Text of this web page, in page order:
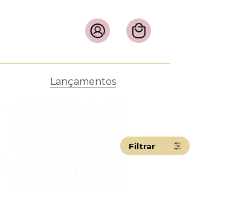
Lançamentos
Filtrar